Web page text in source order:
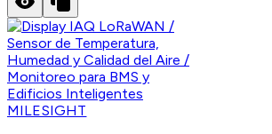
MILESIGHT